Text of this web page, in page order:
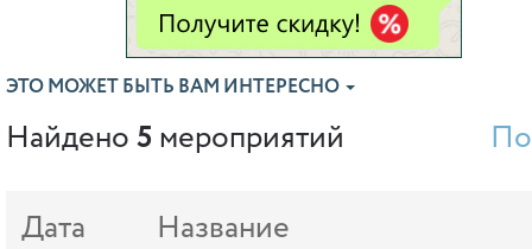
ЭТО МОЖЕТ БЫТЬ ВАМ ИНТЕРЕСНО
Найдено5 мероприятий
Дата
Название